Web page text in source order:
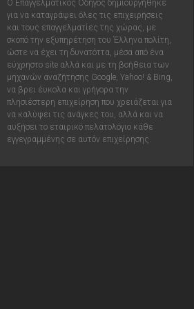
Ο Επαγγελματικός Οδηγός δημιουργήθηκε
για να καταγράψει όλες τις επιχειρήσεις
και τους επαγγελματίες της χώρας, με
σκοπό την εξυπηρέτηση του Έλληνα πολίτη,
ώστε να έχει τη δυνατόττα, μέσα από ένα
εύχρηστο site αλλά και με τη βοήθεια των
μηχανών αναζήτησης Google, Yahoo! & Bing,
να βρει έυκολα και γρήγορα την
πλησιέστερη επιχείρηση που χρειάζεται για
να καλύψει τις ανάγκες του, αλλά και να
αυξήσει το εταιρικό πελατολόγιο κάθε
εγγεγραμμένης σε αυτόν επιχείρησης.